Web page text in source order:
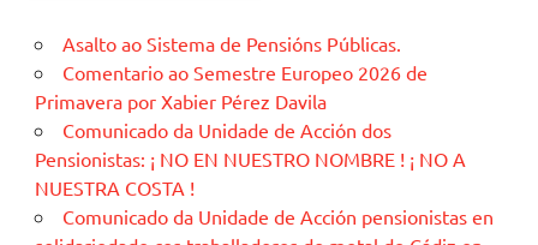
Asalto ao Sistema de Pensións Públicas.
Comentario ao Semestre Europeo 2026 de
Primavera por Xabier Pérez Davila
Comunicado da Unidade de Acción dos
Pensionistas: ¡ NO EN NUESTRO NOMBRE ! ¡ NO A
NUESTRA COSTA !
Comunicado da Unidade de Acción pensionistas en